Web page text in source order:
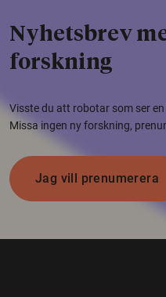
Nyhetsbrev
forskning
Visste du att robotar som ser
Missa ingen ny forskning,
Jag vill prenumerera